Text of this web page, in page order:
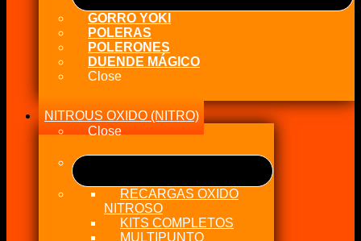
GORRO YOKI
POLERAS
POLERONES
DUENDE MÁGICO
Close
NITROUS OXIDO (NITRO)
Close
RECARGAS OXIDO
NITROSO
KITS COMPLETOS
MULTIPUNTO